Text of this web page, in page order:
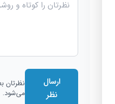
ارسال
نظرتان بعد
می‌شود.